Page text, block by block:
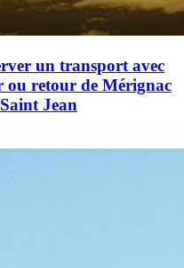
un transport avec
ou retour de Mérignac
Jean